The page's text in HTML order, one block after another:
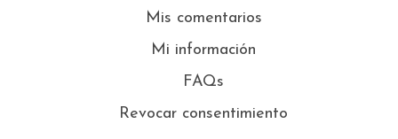
Mis comentarios
Mi información
FAQs
Revocar consentimiento